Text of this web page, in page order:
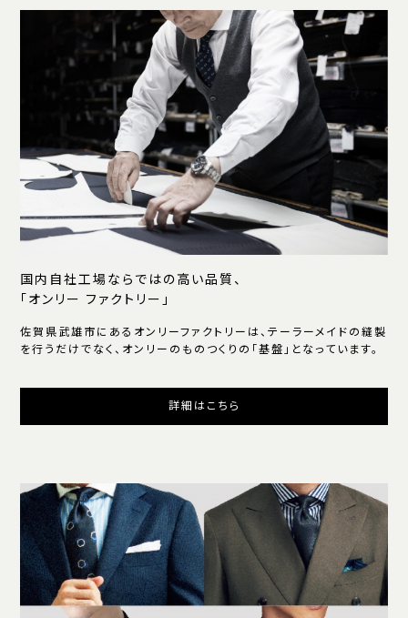
国内自社工場ならではの高い品質、
「オンリー ファクトリー」
佐賀県武雄市にあるオンリーファクトリーは、テーラーメイドの縫製
を行うだけでなく、オンリーのものつくりの「基盤」となっています。
詳細はこちら